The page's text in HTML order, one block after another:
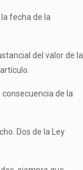
fecha de la
del valor de la
de la
Dos de la Ley